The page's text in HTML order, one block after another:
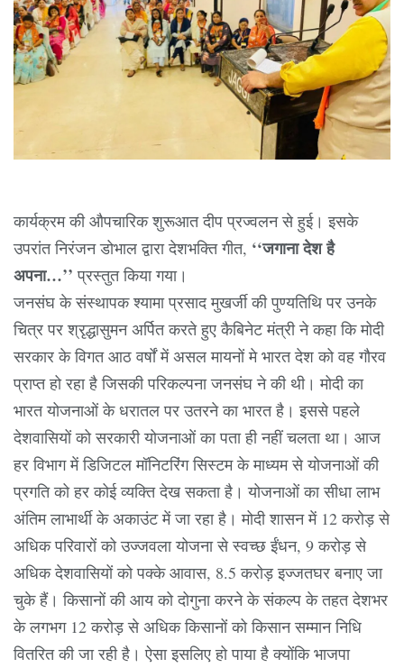
कार्यक्रम की औपचारिक शुरूआत दीप प्रज्वलन से हुई। इसके
उपरांत निरंजन डोभाल द्वारा देशभक्ति गीत, ‘‘जगाना देश है
अपना…’’ प्रस्तुत किया गया।
जनसंघ के संस्थापक श्यामा प्रसाद मुखर्जी की पुण्यतिथि पर उनके
चित्र पर श्रृद्धासुमन अर्पित करते हुए कैबिनेट मंत्री ने कहा कि मोदी
सरकार के विगत आठ वर्षों में असल मायनों मे भारत देश को वह गौरव
प्राप्त हो रहा है जिसकी परिकल्पना जनसंघ ने की थी। मोदी का
भारत योजनाओं के धरातल पर उतरने का भारत है। इससे पहले
देशवासियों को सरकारी योजनाओं का पता ही नहीं चलता था। आज
हर विभाग में डिजिटल मॉनिटरिंग सिस्टम के माध्यम से योजनाओं की
प्रगति को हर कोई व्यक्ति देख सकता है। योजनाओं का सीधा लाभ
अंतिम लाभार्थी के अकाउंट में जा रहा है। मोदी शासन में 12 करोड़ से
अधिक परिवारों को उज्जवला योजना से स्वच्छ ईंधन, 9 करोड़ से
अधिक देशवासियों को पक्के आवास, 8.5 करोड़ इज्जतघर बनाए जा
चुके हैं। किसानों की आय को दोगुना करने के संकल्प के तहत देशभर
के लगभग 12 करोड़ से अधिक किसानों को किसान सम्मान निधि
वितरित की जा रही है। ऐसा इसलिए हो पाया है क्योंकि भाजपा